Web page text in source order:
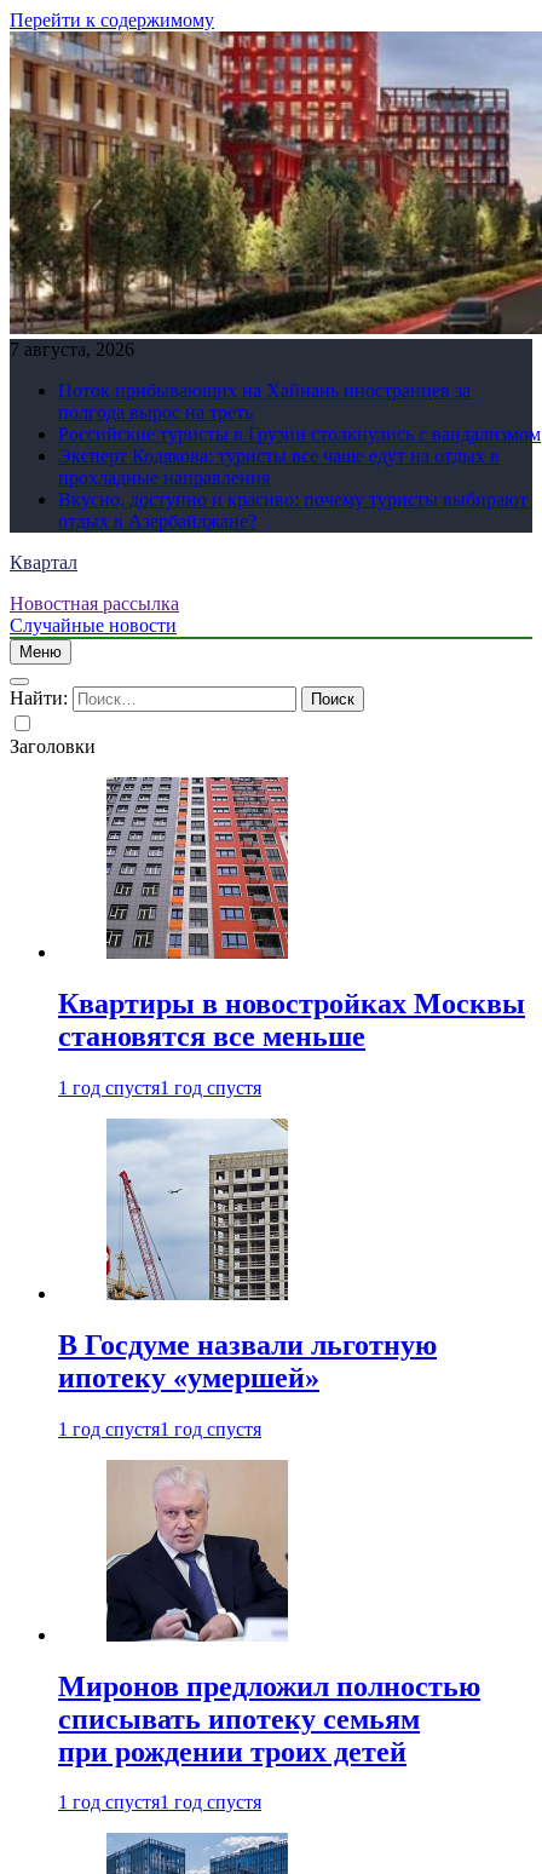
Перейти к содержимому
7 августа, 2026
Поток прибывающих на Хайнань иностранцев за
полгода вырос на треть
Российские туристы в Грузии столкнулись с вандализмом
Эксперт Кодякова: туристы все чаще едут на отдых в
прохладные направления
Вкусно, доступно и красиво: почему туристы выбирают
отдых в Азербайджане?
Квартал
Новостная рассылка
Случайные новости
Меню
Найти:
Заголовки
Квартиры в новостройках Москвы
становятся все меньше
1 год спустя1 год спустя
В Госдуме назвали льготную
ипотеку «умершей»
1 год спустя1 год спустя
Миронов предложил полностью
списывать ипотеку семьям
при рождении троих детей
1 год спустя1 год спустя